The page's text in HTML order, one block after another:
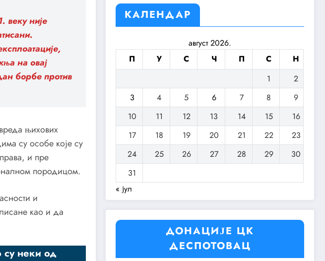
веку није
на овај
борбе против
њихових
су особе које су
и пре
породицом.
и
као и да
су неки од
КАЛЕНДАР
август 2026.
П
У С Ч П С
Н
1
2
3
4 5 6 7 8
9
10
11 12 13 14 15
16
17
18 19 20 21 22
23
24
25 26 27 28 29
30
31
« јул
ДОНАЦИЈЕ ЦК
ДЕСПОТОВАЦ